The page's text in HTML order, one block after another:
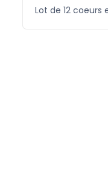
Lot de 12 coeurs